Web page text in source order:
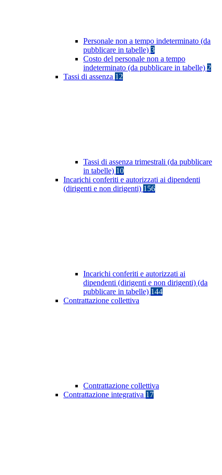
Personale non a tempo indeterminato (da
pubblicare in tabelle) 3
Costo del personale non a tempo
indeterminato (da pubblicare in tabelle) 2
Tassi di assenza 12
Tassi di assenza trimestrali (da pubblicare
in tabelle) 10
Incarichi conferiti e autorizzati ai dipendenti
(dirigenti e non dirigenti) 156
Incarichi conferiti e autorizzati ai
dipendenti (dirigenti e non dirigenti) (da
pubblicare in tabelle) 144
Contrattazione collettiva
Contrattazione collettiva
Contrattazione integrativa 17